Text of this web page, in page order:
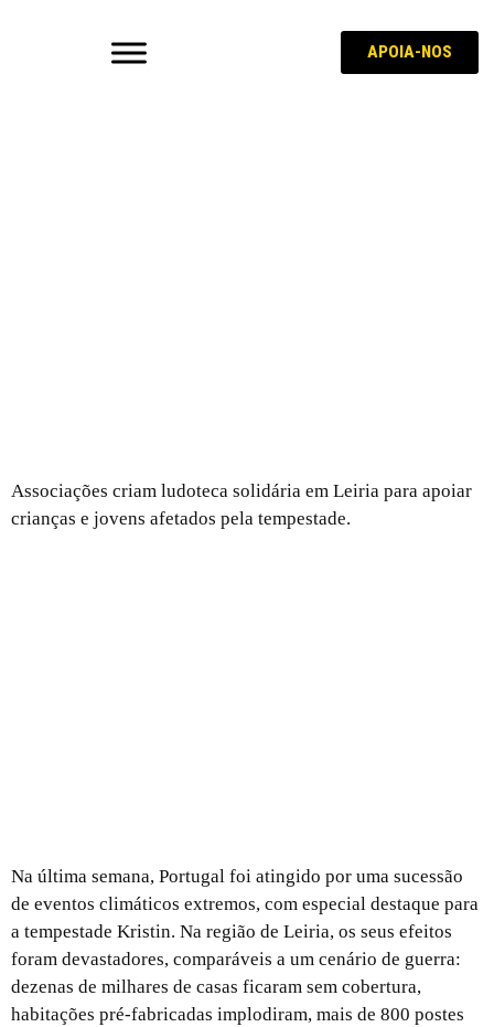
APOIA-NOS
Associações criam ludoteca solidária em Leiria para apoiar
crianças e jovens afetados pela tempestade.
Na última semana, Portugal foi atingido por uma sucessão
de eventos climáticos extremos, com especial destaque para
a tempestade Kristin. Na região de Leiria, os seus efeitos
foram devastadores, comparáveis a um cenário de guerra:
dezenas de milhares de casas ficaram sem cobertura,
habitações pré-fabricadas implodiram, mais de 800 postes